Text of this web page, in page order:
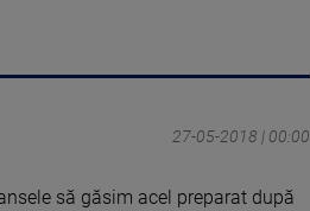
27-05-2018 | 00:00
să găsim acel preparat după